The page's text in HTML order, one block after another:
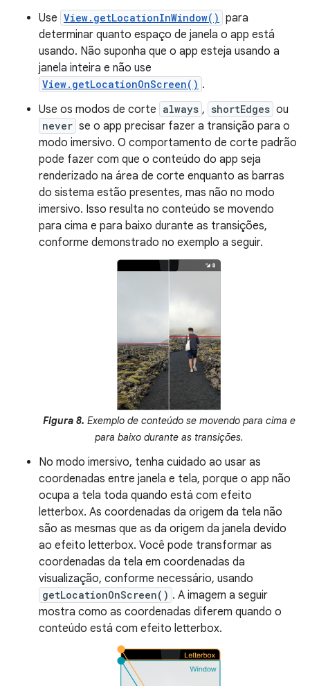
Use View.getLocationInWindow() para
determinar quanto espaço de janela o app está
usando. Não suponha que o app esteja usando a
janela inteira e não use
View.getLocationOnScreen() .
Use os modos de corte always , shortEdges ou
never se o app precisar fazer a transição para o
modo imersivo. O comportamento de corte padrão
pode fazer com que o conteúdo do app seja
renderizado na área de corte enquanto as barras
do sistema estão presentes, mas não no modo
imersivo. Isso resulta no conteúdo se movendo
para cima e para baixo durante as transições,
conforme demonstrado no exemplo a seguir.
Figura 8. Exemplo de conteúdo se movendo para cima e
para baixo durante as transições.
No modo imersivo, tenha cuidado ao usar as
coordenadas entre janela e tela, porque o app não
ocupa a tela toda quando está com efeito
letterbox. As coordenadas da origem da tela não
são as mesmas que as da origem da janela devido
ao efeito letterbox. Você pode transformar as
coordenadas da tela em coordenadas da
visualização, conforme necessário, usando
getLocationOnScreen() . A imagem a seguir
mostra como as coordenadas diferem quando o
conteúdo está com efeito letterbox.